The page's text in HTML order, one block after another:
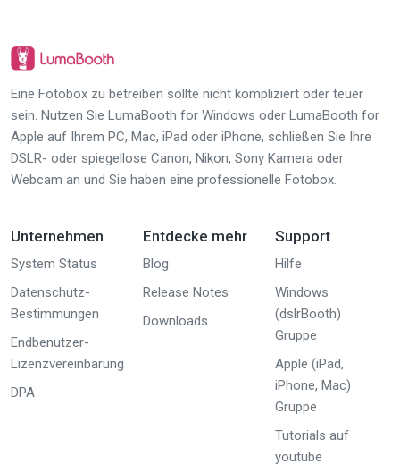
Eine Fotobox zu betreiben sollte nicht kompliziert oder teuer
sein. Nutzen Sie LumaBooth for Windows oder LumaBooth for
Apple auf Ihrem PC, Mac, iPad oder iPhone, schließen Sie Ihre
DSLR- oder spiegellose Canon, Nikon, Sony Kamera oder
Webcam an und Sie haben eine professionelle Fotobox.
Unternehmen
System Status
Datenschutz-
Bestimmungen
Endbenutzer-
Lizenzvereinbarung
DPA
Entdecke mehr
Blog
Release Notes
Downloads
Support
Hilfe
Windows
(dslrBooth)
Gruppe
Apple (iPad,
iPhone, Mac)
Gruppe
Tutorials auf
youtube